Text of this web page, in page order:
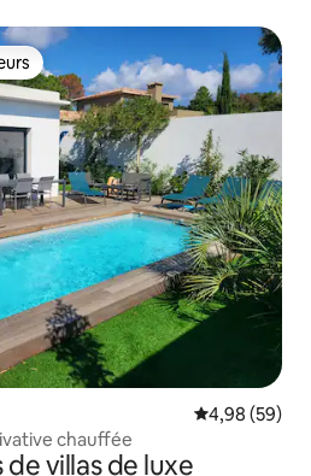
les plus appréciés
Évaluation
4,98 (59)
chauffée
villas de luxe